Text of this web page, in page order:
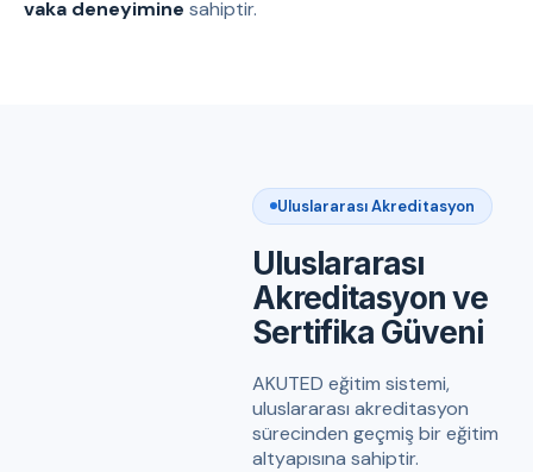
vaka deneyimine sahiptir.
Uluslararası Akreditasyon
Uluslararası
Akreditasyon ve
Sertifika Güveni
AKUTED eğitim sistemi,
uluslararası akreditasyon
sürecinden geçmiş bir eğitim
altyapısına sahiptir.